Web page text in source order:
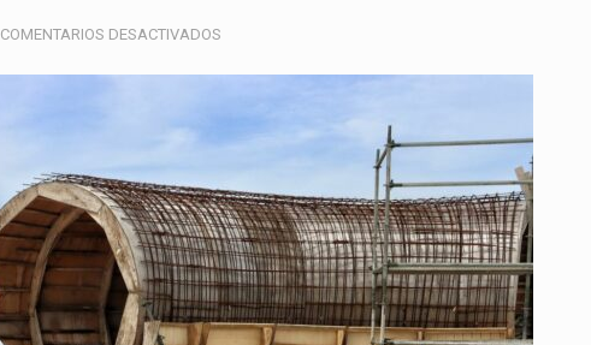
COMENTARIOS DESACTIVADOS
UNA
INVERSIÓN
HISTÓRICA
QUE
IMPULSA
EL